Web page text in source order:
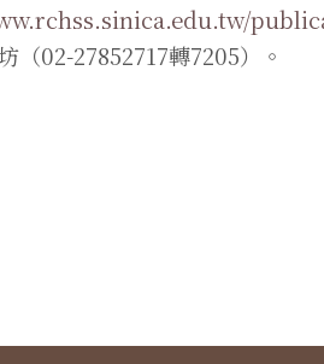
（02-27852717轉7205）。